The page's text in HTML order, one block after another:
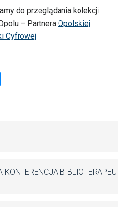
do przeglądania kolekcji
– Partnera Opolskiej
Cyfrowej
KONFERENCJA